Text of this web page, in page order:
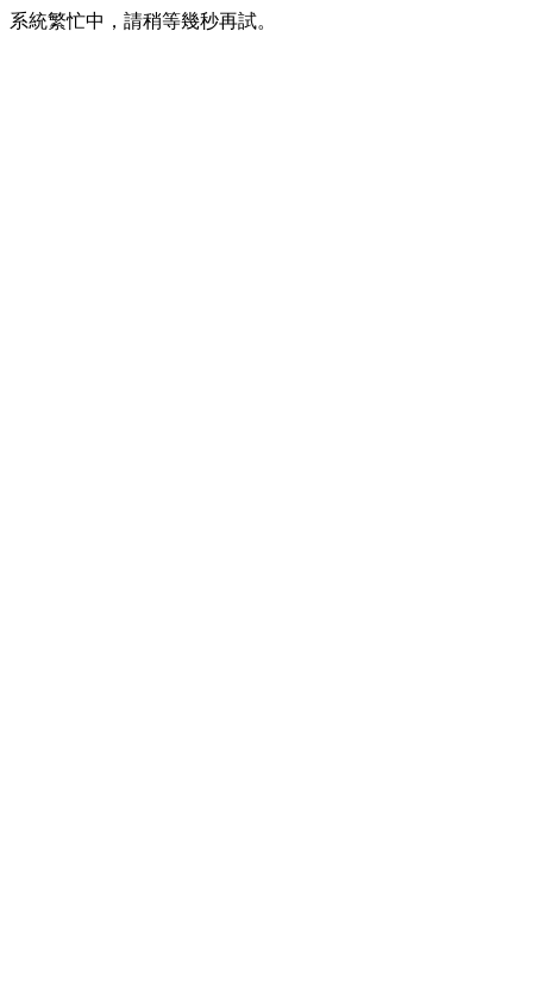
系統繁忙中，請稍等幾秒再試。